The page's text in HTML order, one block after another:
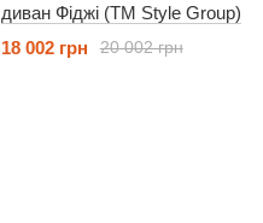
диван Фіджі (ТМ Style Group)
20 002 грн
18 002 грн